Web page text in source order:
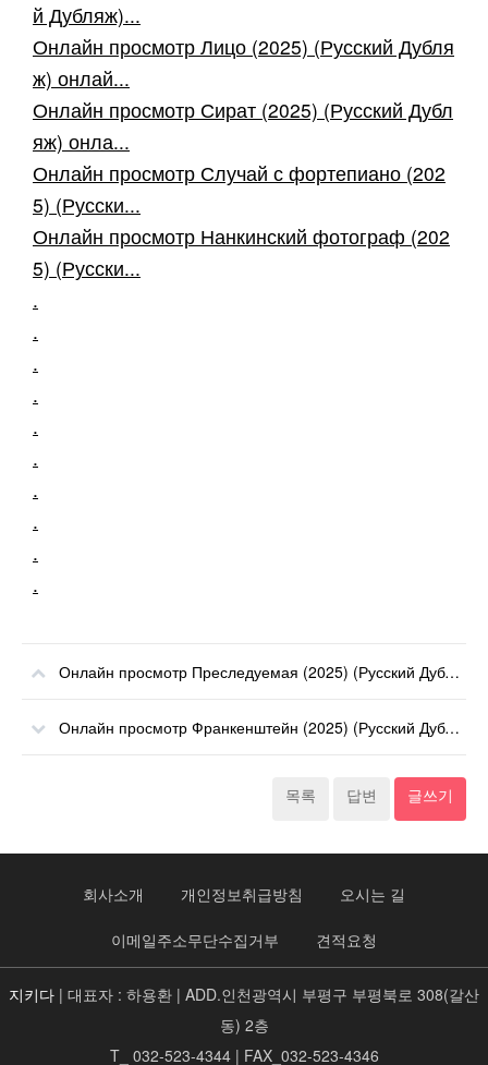
й Дубляж)...
Онлайн просмотр Лицо (2025) (Русский Дубля
ж) онлай...
Онлайн просмотр Сират (2025) (Русский Дубл
яж) онла...
Онлайн просмотр Случай с фортепиано (202
5) (Русски...
Онлайн просмотр Нанкинский фотограф (202
5) (Русски...
.
.
.
.
.
.
.
.
.
.
Онлайн просмотр Преследуемая (2025) (Русский Дубляж) онлайн
Онлайн просмотр Франкенштейн (2025) (Русский Дубляж) онлайн
목록 답변 글쓰기
회사소개 개인정보취급방침 오시는 길
이메일주소무단수집거부 견적요청
지키다 | 대표자 : 하용환 | ADD.인천광역시 부평구 부평북로 308(갈산
동) 2층
T_ 032-523-4344 | FAX_032-523-4346